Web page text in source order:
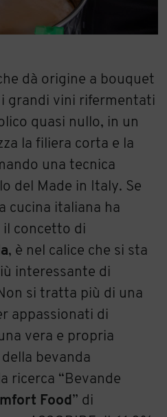
dà origine a bouquet
grandi vini rifermentati
quasi nullo, in un
la filiera corta e la
una tecnica
del Made in Italy. Se
cucina italiana ha
concetto di
, è nel calice che si sta
interessante di
si tratta più di una
appassionati di
vera e propria
bevanda
ricerca “Bevande
Food ” di